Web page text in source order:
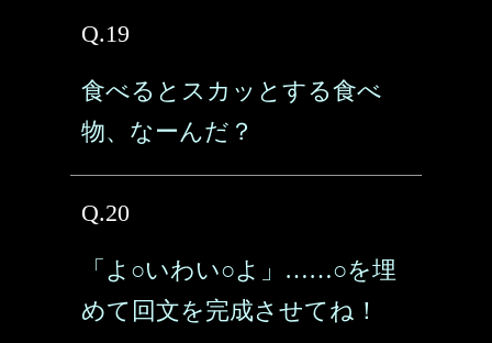
Q.19
食べるとスカッとする食べ
物、なーんだ？
Q.20
「よ○いわい○よ」……○を埋
めて回文を完成させてね！